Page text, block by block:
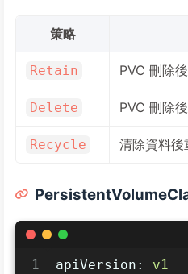
策略
Retain PVC 刪除
Delete PVC 刪除
Recycle 清除資料後
1
apiVersion:
v1